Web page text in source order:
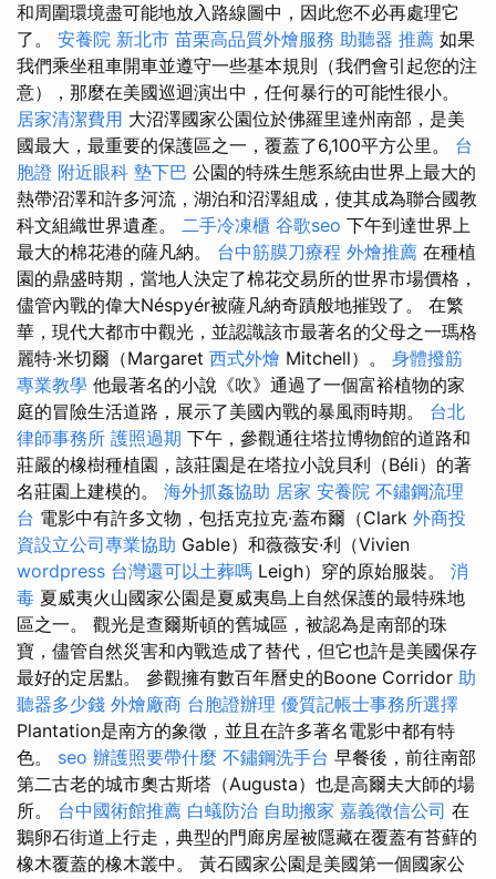
和周圍環境盡可能地放入路線圖中，因此您不必再處理它
了。 安養院 新北市 苗栗高品質外燴服務 助聽器 推薦 如果
我們乘坐租車開車並遵守一些基本規則（我們會引起您的注
意），那麼在美國巡迴演出中，任何暴行的可能性很小。
居家清潔費用 大沼澤國家公園位於佛羅里達州南部，是美
國最大，最重要的保護區之一，覆蓋了6,100平方公里。 台
胞證 附近眼科 墊下巴 公園的特殊生態系統由世界上最大的
熱帶沼澤和許多河流，湖泊和沼澤組成，使其成為聯合國教
科文組織世界遺產。 二手冷凍櫃 谷歌seo 下午到達世界上
最大的棉花港的薩凡納。 台中筋膜刀療程 外燴推薦 在種植
園的鼎盛時期，當地人決定了棉花交易所的世界市場價格，
儘管內戰的偉大Néspyér被薩凡納奇蹟般地摧毀了。 在繁
華，現代大都市中觀光，並認識該市最著名的父母之一瑪格
麗特·米切爾（Margaret 西式外燴 Mitchell）。 身體撥筋
專業教學 他最著名的小說《吹》通過了一個富裕植物的家
庭的冒險生活道路，展示了美國內戰的暴風雨時期。 台北
律師事務所 護照過期 下午，參觀通往塔拉博物館的道路和
莊嚴的橡樹種植園，該莊園是在塔拉小說貝利（Béli）的著
名莊園上建模的。 海外抓姦協助 居家 安養院 不鏽鋼流理
台 電影中有許多文物，包括克拉克·蓋布爾（Clark 外商投
資設立公司專業協助 Gable）和薇薇安·利（Vivien
wordpress 台灣還可以土葬嗎 Leigh）穿的原始服裝。 消
毒 夏威夷火山國家公園是夏威夷島上自然保護的最特殊地
區之一。 觀光是查爾斯頓的舊城區，被認為是南部的珠
寶，儘管自然災害和內戰造成了替代，但它也許是美國保存
最好的定居點。 參觀擁有數百年曆史的Boone Corridor 助
聽器多少錢 外燴廠商 台胞證辦理 優質記帳士事務所選擇
Plantation是南方的象徵，並且在許多著名電影中都有特
色。 seo 辦護照要帶什麼 不鏽鋼洗手台 早餐後，前往南部
第二古老的城市奧古斯塔（Augusta）也是高爾夫大師的場
所。 台中國術館推薦 白蟻防治 自助搬家 嘉義徵信公司 在
鵝卵石街道上行走，典型的門廊房屋被隱藏在覆蓋有苔蘚的
橡木覆蓋的橡木叢中。 黃石國家公園是美國第一個國家公